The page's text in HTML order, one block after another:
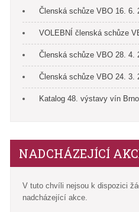
Členská schůze VBO 16. 6.
VOLEBNÍ členská schůze
Členská schůze VBO 28. 4.
Členská schůze VBO 24. 3.
Katalog 48. výstavy vín Brno
NADCHÁZEJÍCÍ
V tuto chvíli nejsou k dispozici
nadcházející akce.